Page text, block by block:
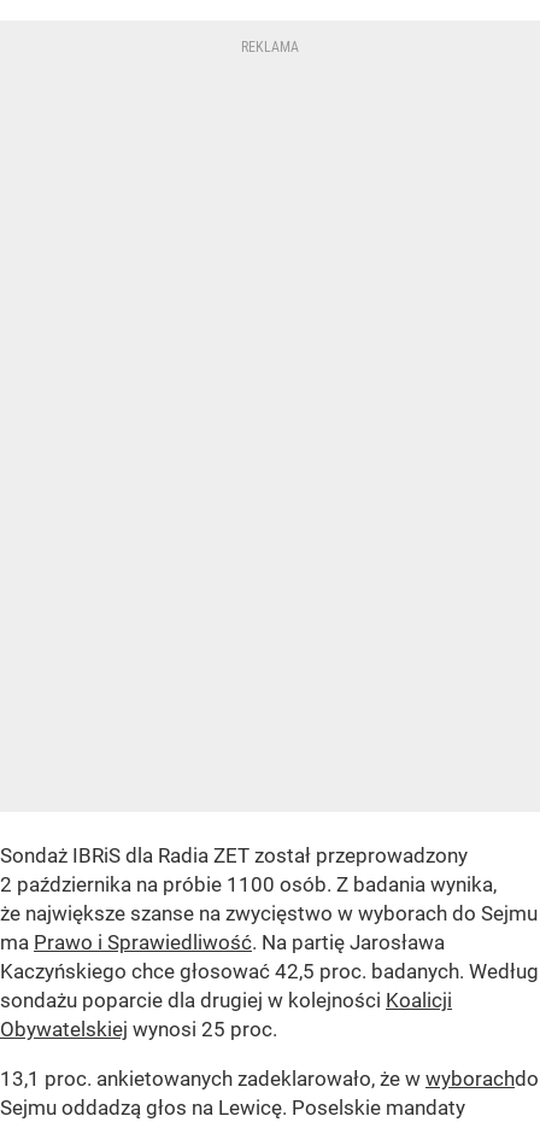
Sondaż IBRiS dla Radia ZET został przeprowadzony
2 października na próbie 1100 osób. Z badania wynika,
że największe szanse na zwycięstwo w wyborach do Sejmu
ma Prawo i Sprawiedliwość. Na partię Jarosława
Kaczyńskiego chce głosować 42,5 proc. badanych. Według
sondażu poparcie dla drugiej w kolejności Koalicji
Obywatelskiej wynosi 25 proc.
13,1 proc. ankietowanych zadeklarowało, że w wyborachdo
Sejmu oddadzą głos na Lewicę. Poselskie mandaty